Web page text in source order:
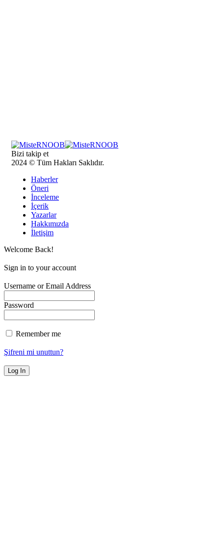
Bizi takip et
2024 © Tüm Hakları Saklıdır.
Haberler
Öneri
İnceleme
İçerik
Yazarlar
Hakkımızda
İletişim
Welcome Back!
Sign in to your account
Username or Email Address
Password
Remember me
Şifreni mi unuttun?